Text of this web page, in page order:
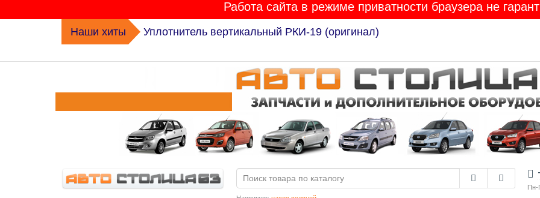
Работа сайта в режиме приватности браузера не
Наши хиты Комплект ГРМ K015631XS Лада Гранта / Калина-2 / Приора / Веста / XRAY /
Пн-